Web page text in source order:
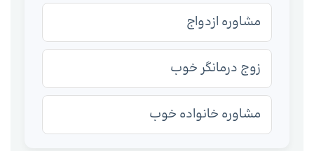
مشاوره ازدواج
زوج درمانگر خوب
مشاوره خانواده خوب